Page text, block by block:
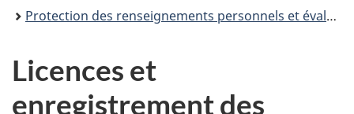
Protection des renseignements personnels et évaluations des facteurs relatifs à la vie privée – Santé Canada
Licences et
enregistrement des